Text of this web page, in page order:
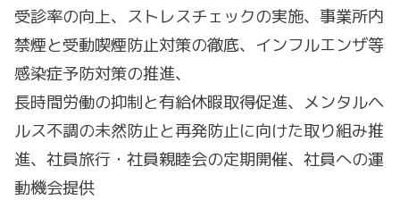
受診率の向上、ストレスチェックの実施、事業所内
禁煙と受動喫煙防止対策の徹底、インフルエンザ等
感染症予防対策の推進、
長時間労働の抑制と有給休暇取得促進、メンタルヘ
ルス不調の未然防止と再発防止に向けた取り組み推
進、社員旅行・社員親睦会の定期開催、社員への運
動機会提供